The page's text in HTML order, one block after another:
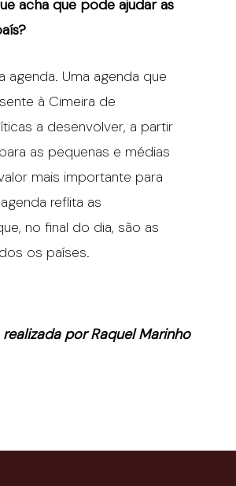
acha que pode ajudar as
agenda. Uma agenda que
à Cimeira de
a desenvolver, a partir
as pequenas e médias
mais importante para
reflita as
no final do dia, são as
os países.
por Raquel Marinho